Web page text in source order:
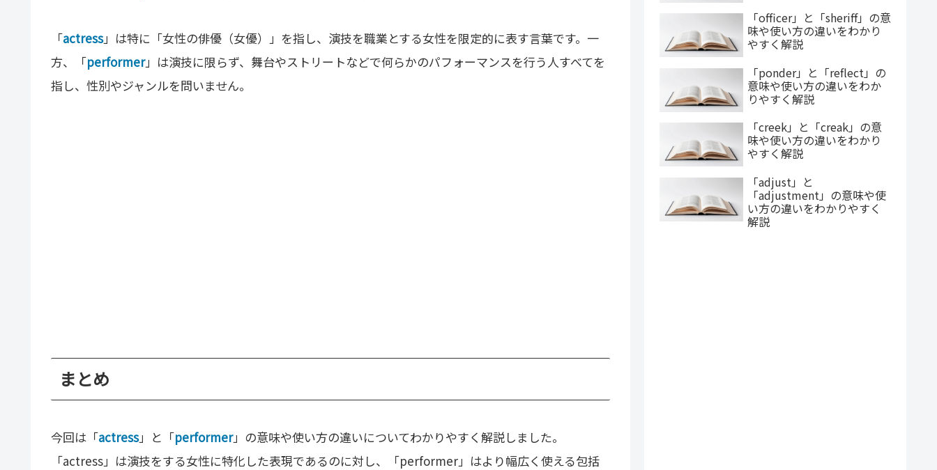
「actress」は特に「女性の俳優（女優）」を指し、演技を職業とする女性を限定的に表す言葉です。一
方、「performer」は演技に限らず、舞台やストリートなどで何らかのパフォーマンスを行う人すべてを
指し、性別やジャンルを問いません。
まとめ
今回は「actress」と「performer」の意味や使い方の違いについてわかりやすく解説しました。
「actress」は演技をする女性に特化した表現であるのに対し、「performer」はより幅広く使える包括
「officer」と「sheriff」の意
味や使い方の違いをわかり
やすく解説
「ponder」と「reflect」の
意味や使い方の違いをわか
りやすく解説
「creek」と「creak」の意
味や使い方の違いをわかり
やすく解説
「adjust」と
「adjustment」の意味や使
い方の違いをわかりやすく
解説